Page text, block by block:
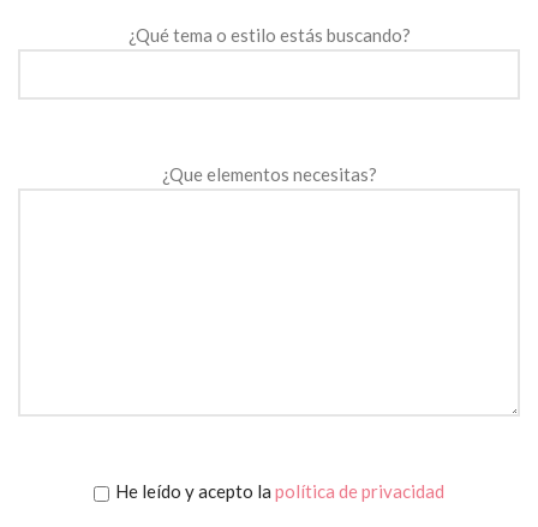
¿Qué tema o estilo estás buscando?
¿Que elementos necesitas?
He leído y acepto la política de privacidad